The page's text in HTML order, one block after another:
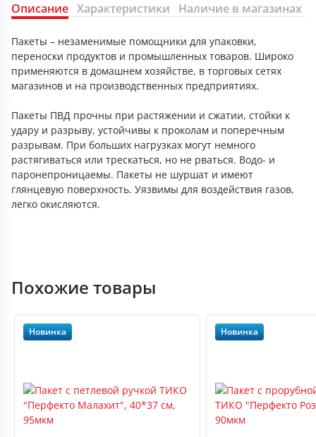
Описание Характеристики Наличие в магазинах
Пакеты – незаменимые помощники для упаковки,
переноски продуктов и промышленных товаров. Широко
применяются в домашнем хозяйстве, в торговых сетях
магазинов и на производственных предприятиях.
Пакеты ПВД прочны при растяжении и сжатии, стойки к
удару и разрыву, устойчивы к проколам и поперечным
разрывам. При больших нагрузках могут немного
растягиваться или трескаться, но не рваться. Водо- и
паронепроницаемы. Пакеты не шуршат и имеют
глянцевую поверхность. Уязвимы для воздействия газов,
легко окисляются.
Похожие товары
Новинка Новинка